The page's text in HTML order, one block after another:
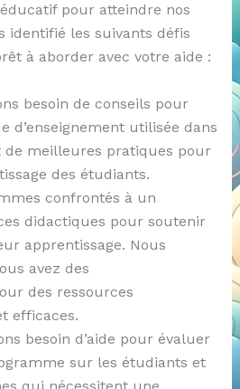
pour atteindre nos
identifié les suivants défis
à aborder avec votre aide :
besoin de conseils pour
d’enseignement utilisée dans
meilleures pratiques pour
des étudiants.
confrontés à un
didactiques pour soutenir
apprentissage. Nous
avez des
des ressources
efficaces.
besoin d’aide pour évaluer
sur les étudiants et